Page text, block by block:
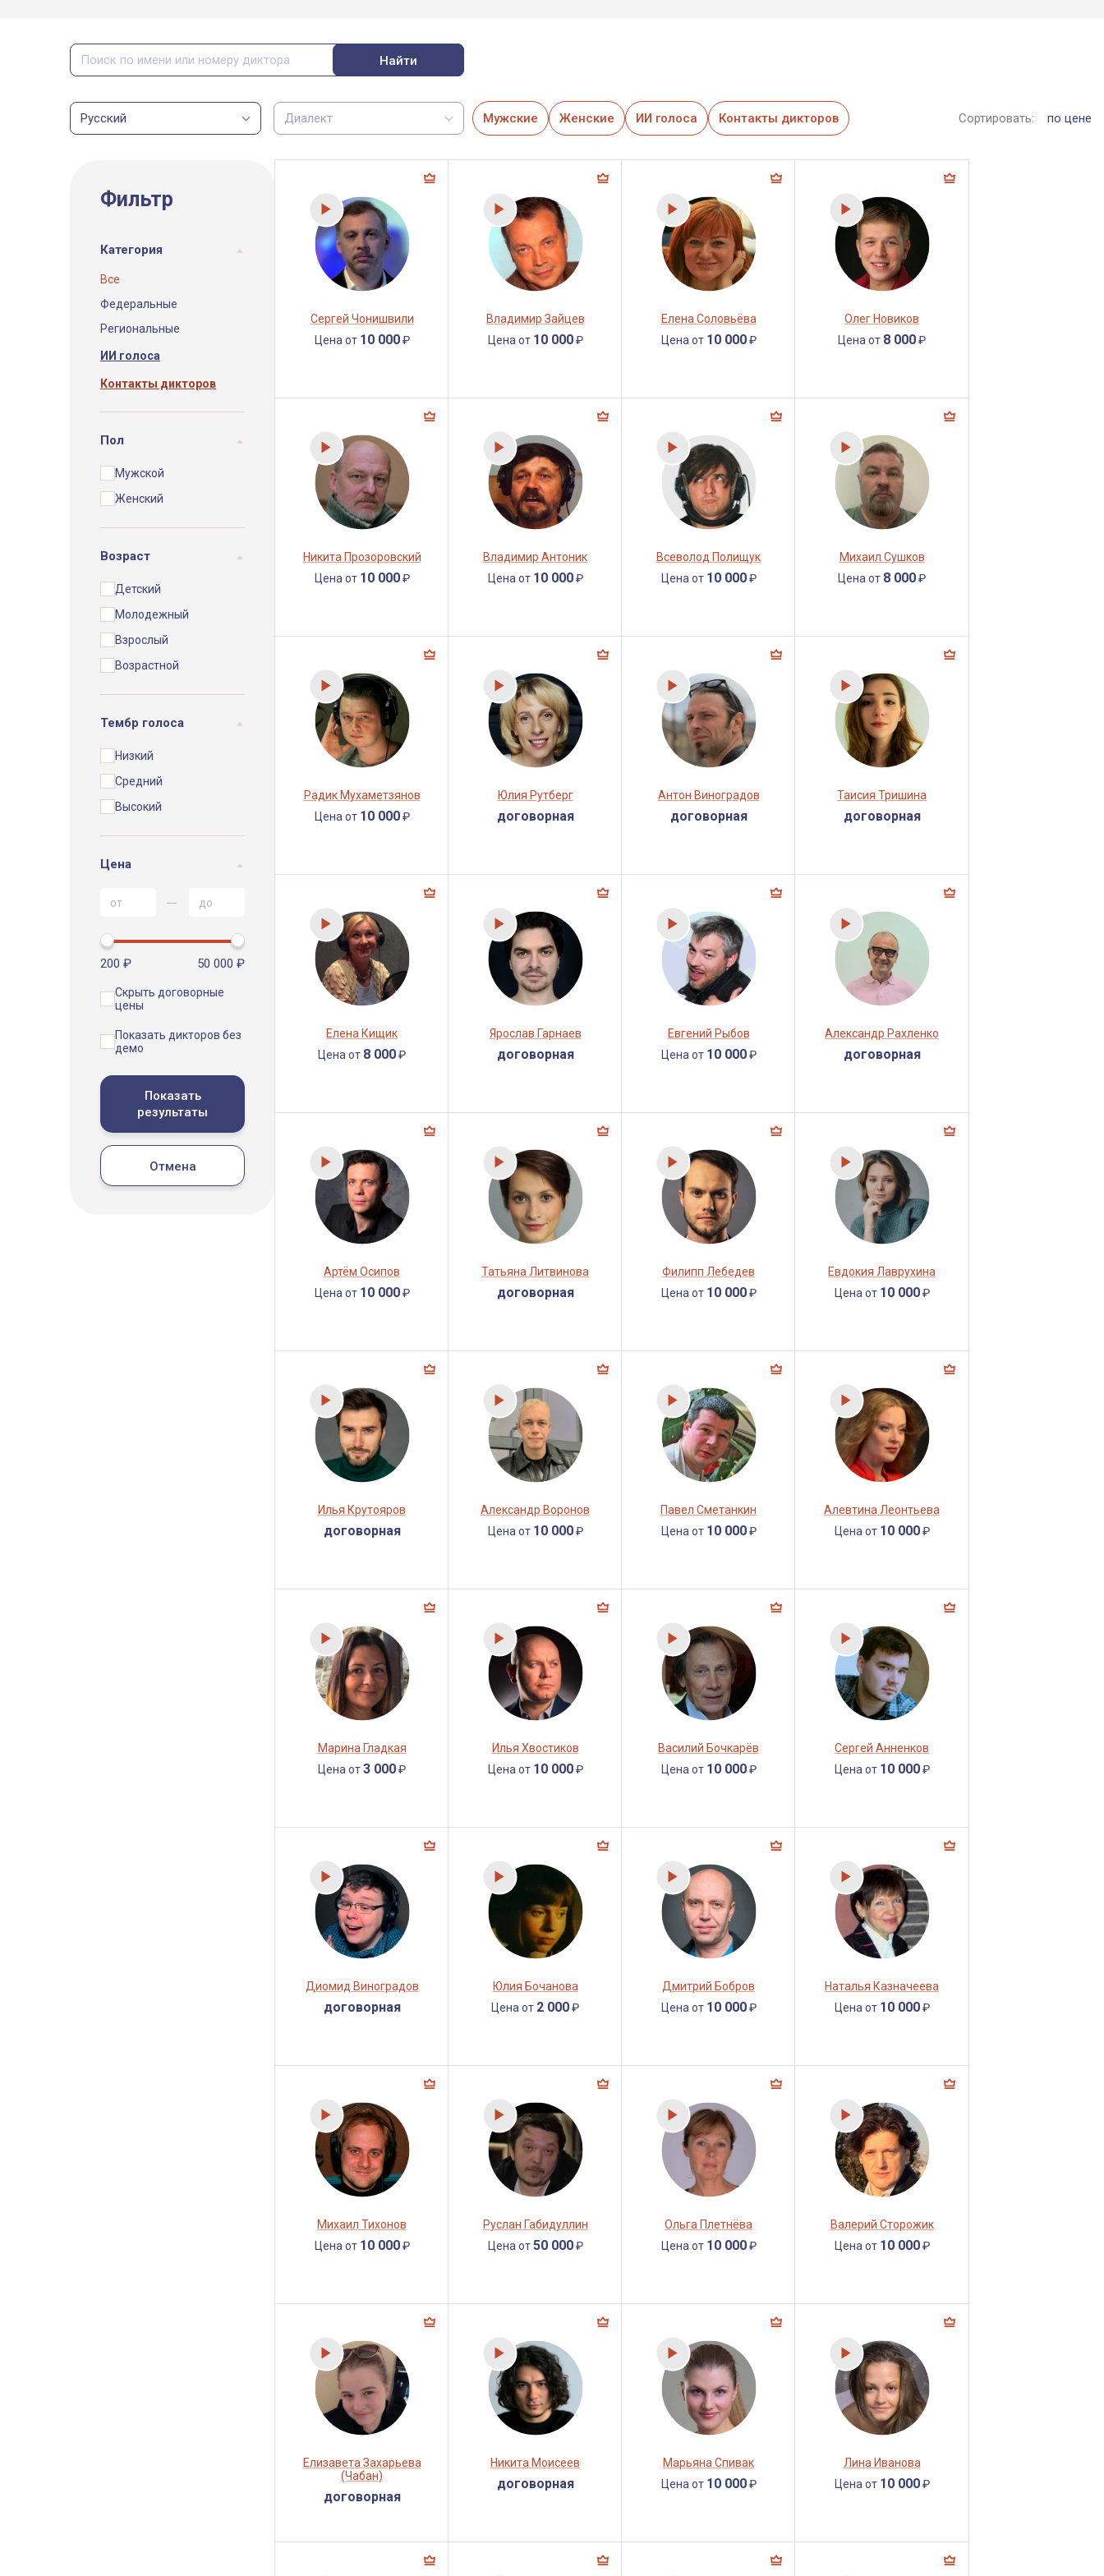
Найти
Русский Диалект Мужские Женские ИИ голоса Контакты дикторов Сортировать: по цене
Фильтр
Категория
Все
Федеральные
Региональные
ИИ голоса
Контакты дикторов
Пол
Мужской
Женский
Возраст
Детский
Молодежный
Взрослый
Возрастной
Тембр голоса
Низкий
Средний
Высокий
Цена
200 ₽ 50 000 ₽
Скрыть договорные
цены
Показать дикторов без
демо
Показать
результаты
Отмена
Сергей Чонишвили
Цена от 10 000₽
Владимир Зайцев
Цена от 10 000₽
Елена Соловьёва
Цена от 10 000₽
Олег Новиков
Цена от 8 000₽
Никита Прозоровский
Цена от 10 000₽
Владимир Антоник
Цена от 10 000₽
Всеволод Полищук
Цена от 10 000₽
Михаил Сушков
Цена от 8 000₽
Радик Мухаметзянов
Цена от 10 000₽
Юлия Рутберг
договорная
Антон Виноградов
договорная
Таисия Тришина
договорная
Елена Кищик
Цена от 8 000₽
Ярослав Гарнаев
договорная
Евгений Рыбов
Цена от 10 000₽
Александр Рахленко
договорная
Артём Осипов
Цена от 10 000₽
Татьяна Литвинова
договорная
Филипп Лебедев
Цена от 10 000₽
Евдокия Лаврухина
Цена от 10 000₽
Илья Крутояров
договорная
Александр Воронов
Цена от 10 000₽
Павел Сметанкин
Цена от 10 000₽
Алевтина Леонтьева
Цена от 10 000₽
Марина Гладкая
Цена от3 000₽
Илья Хвостиков
Цена от 10 000₽
Василий Бочкарёв
Цена от 10 000₽
Сергей Анненков
Цена от 10 000₽
Диомид Виноградов
договорная
Юлия Бочанова
Цена от 2 000₽
Дмитрий Бобров
Цена от 10 000₽
Наталья Казначеева
Цена от 10 000₽
Михаил Тихонов
Цена от 10 000₽
Руслан Габидуллин
Цена от50 000₽
Ольга Плетнёва
Цена от 10 000₽
Валерий Сторожик
Цена от 10 000₽
Елизавета Захарьева
(Чабан)
договорная
Никита Моисеев
договорная
Марьяна Спивак
Цена от 10 000₽
Лина Иванова
Цена от 10 000₽